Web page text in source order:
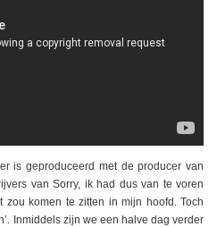
is geproduceerd met de producer van
van Sorry, ik had dus van te voren
zou komen te zitten in mijn hoofd. Toch
Inmiddels zijn we een halve dag verder